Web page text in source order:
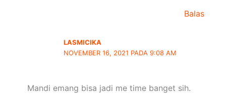
Balas
LASMICIKA
NOVEMBER 16, 2021 PADA 9:08 AM
Mandi emang bisa jadi me time banget sih.